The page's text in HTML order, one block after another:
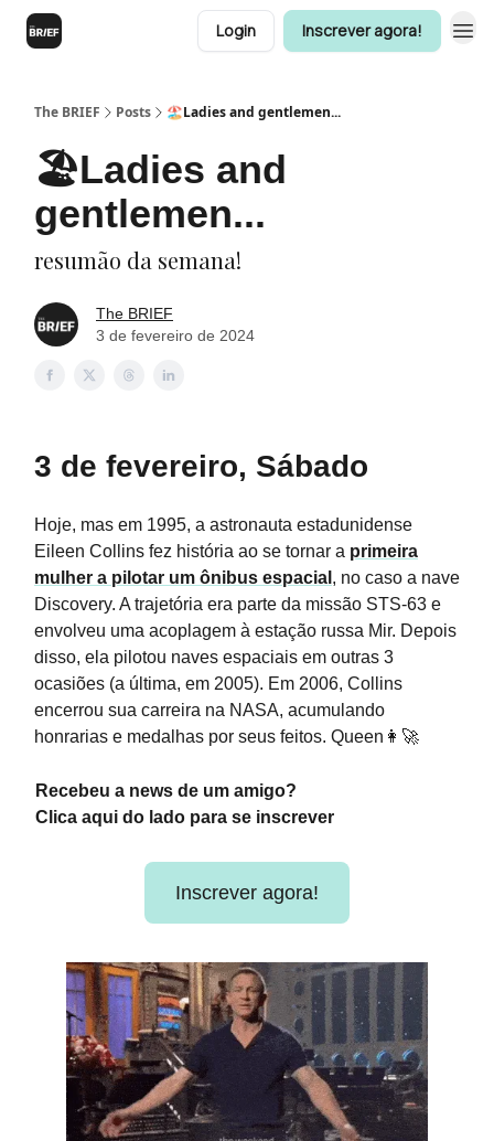
Login Inscrever agora!
The BRIEF Posts 🏖️Ladies and gentlemen...
🏖️Ladies and
gentlemen...
resumão da semana!
The BRIEF
3 de fevereiro de 2024
3 de fevereiro, Sábado
Hoje, mas em 1995, a astronauta estadunidense
Eileen Collins fez história ao se tornar a primeira
mulher a pilotar um ônibus espacial , no caso a nave
Discovery. A trajetória era parte da missão STS-63 e
envolveu uma acoplagem à estação russa Mir. Depois
disso, ela pilotou naves espaciais em outras 3
ocasiões (a última, em 2005). Em 2006, Collins
encerrou sua carreira na NASA, acumulando
honrarias e medalhas por seus feitos. Queen👩‍🚀
Recebeu a news de um amigo?
Clica aqui do lado para se inscrever
Inscrever agora!